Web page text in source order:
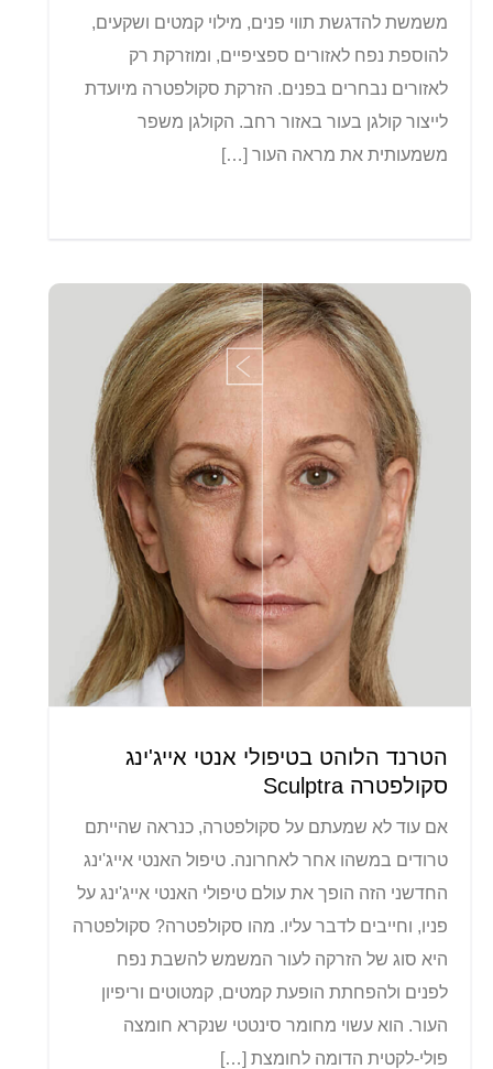
משמשת להדגשת תווי פנים, מילוי קמטים ושקעים,
להוספת נפח לאזורים ספציפיים, ומוזרקת רק
לאזורים נבחרים בפנים. הזרקת סקולפטרה מיועדת
לייצור קולגן בעור באזור רחב. הקולגן משפר
משמעותית את מראה העור […]
הטרנד הלוהט בטיפולי אנטי אייג'ינג
סקולפטרה Sculptra
אם עוד לא שמעתם על סקולפטרה, כנראה שהייתם
טרודים במשהו אחר לאחרונה. טיפול האנטי אייג'ינג
החדשני הזה הופך את עולם טיפולי האנטי אייג'ינג על
פניו, וחייבים לדבר עליו. מהו סקולפטרה? סקולפטרה
היא סוג של הזרקה לעור המשמש להשבת נפח
לפנים ולהפחתת הופעת קמטים, קמטוטים וריפיון
העור. הוא עשוי מחומר סינטטי שנקרא חומצה
פולי-לקטית הדומה לחומצת […]